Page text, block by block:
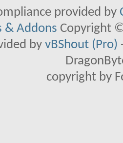
provided by
& Addons Copyright
by vBShout (Pro)
copyright by